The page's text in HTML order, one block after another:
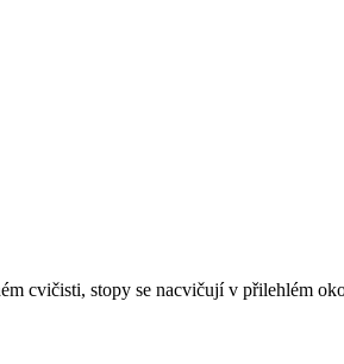
cvičisti, stopy se nacvičují v přilehlém